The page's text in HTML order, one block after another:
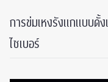
การข่มเหงรังแกแบบดั้
ไซเบอร์